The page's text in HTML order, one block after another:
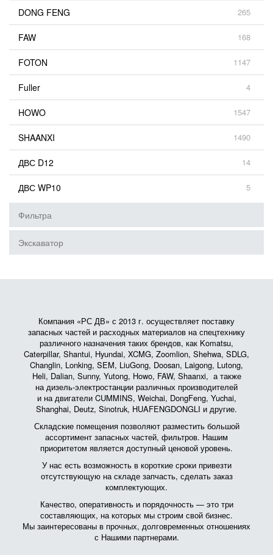
DONG FENG 265
FAW 168
FOTON 1147
Fuller 4
HOWO 1547
SHAANXI 1490
ДВС D12 14
ДВС WP10 5
Фильтра
Экскаватор
Компания «РС ДВ» с 2013 г. осуществляет поставку
запасных частей и расходных материалов на спецтехнику
различного назначения таких брендов, как Komatsu,
Caterpillar, Shantui, Hyundai, XCMG, Zoomlion, Shehwa, SDLG,
Changlin, Lonking, SEM, LiuGong, Doosan, Laigong, Lutong,
Heli, Dalian, Sunny, Yutong, Howo, FAW, Shaanxi, а также
на дизель-электростанции различных производителей
и на двигатели CUMMINS, Weichai, DongFeng, Yuchai,
Shanghai, Deutz, Sinotruk, HUAFENGDONGLI и другие.
Складские помещения позволяют разместить большой
ассортимент запасных частей, фильтров. Нашим
приоритетом является доступный ценовой уровень.
У нас есть возможность в короткие сроки привезти
отсутствующую на складе запчасть, сделать заказ
комплектующих.
Качество, оперативность и порядочность — это три
составляющих, на которых мы строим свой бизнес.
Мы заинтересованы в прочных, долговременных отношениях
с Нашими партнерами.